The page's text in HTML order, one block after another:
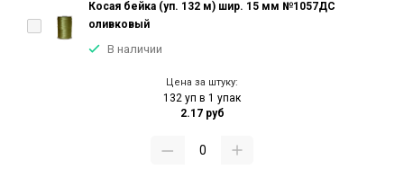
Косая бейка (уп. 132 м) шир. 15 мм №1057ДС
оливковый
В наличии
Цена за штуку:
132 уп в 1 упак
2.17 руб